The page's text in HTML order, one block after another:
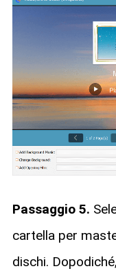
Passaggio 5.
cartella per
dischi.